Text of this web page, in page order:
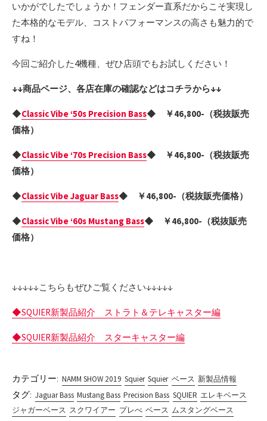
いかがでしたでしょうか！フェンダー直系だからこそ実現し
た本格的なモデル、コストパフォーマンスの高さも魅力的で
すね！
今回ご紹介した4機種、ぜひ店頭でもお試しください！
↓↓商品ページ、各店在庫の確認などはコチラから↓↓
◆Classic Vibe ‘50s Precision Bass◆ ￥46,800-（税抜販売
価格）
◆Classic Vibe ‘70s Precision Bass◆ ￥46,800-（税抜販売
価格）
◆Classic Vibe Jaguar Bass◆ ￥46,800-（税抜販売価格）
◆Classic Vibe ‘60s Mustang Bass◆ ￥46,800-（税抜販売
価格）
↓↓↓↓↓こちらもぜひご覧ください↓↓↓↓↓
◆SQUIER新製品紹介 ストラト＆テレキャスター編
◆SQUIER新製品紹介 スターキャスター編
カテゴリー: NAMM SHOW 2019 Squier Squier ベース 新製品情報
タグ: Jaguar Bass Mustang Bass Precision Bass SQUIER エレキベース
ジャガーベース スクワイアー プレべ ベース ムスタングベース